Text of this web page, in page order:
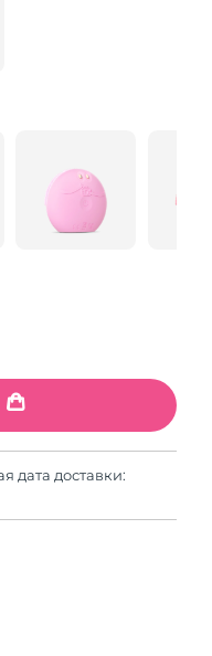
дата доставки: